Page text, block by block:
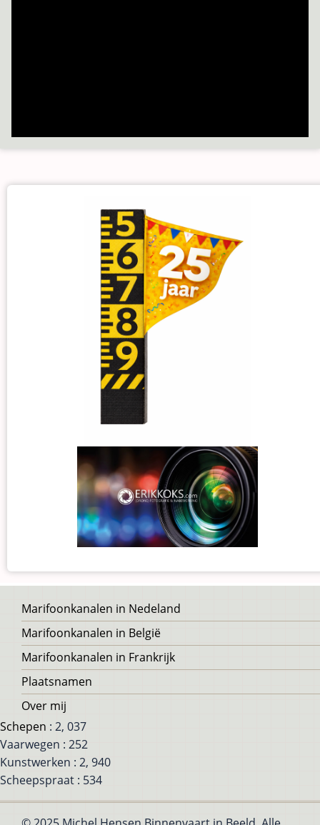
Voet
Marifoonkanalen in Nedeland
Marifoonkanalen in België
Marifoonkanalen in Frankrijk
Plaatsnamen
Over mij
Schepen : 2, 037
Vaarwegen : 252
Kunstwerken : 2, 940
Scheepspraat : 534